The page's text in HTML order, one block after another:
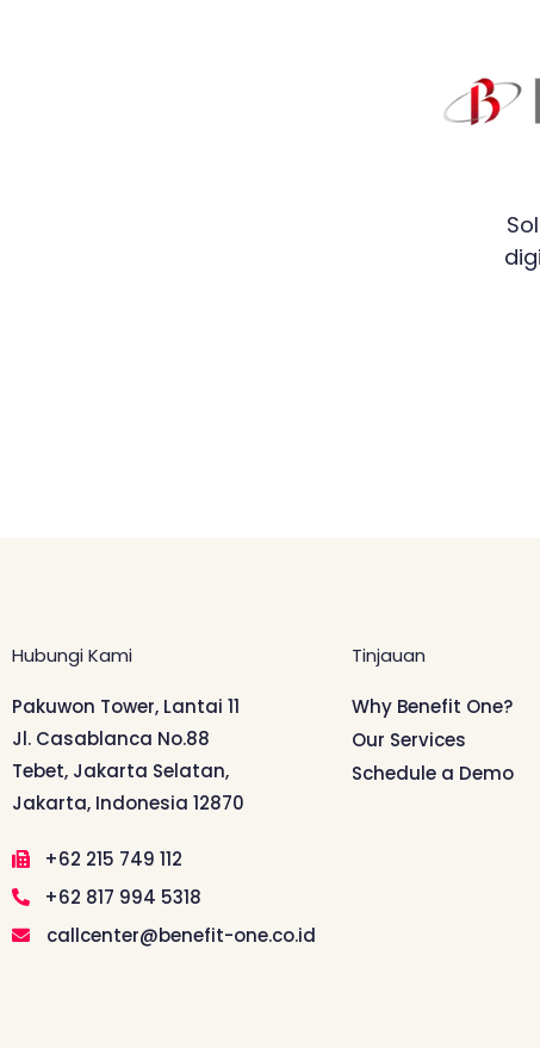
Hubungi Kami
Pakuwon Tower, Lantai 11
Jl. Casablanca No.88
Tebet, Jakarta Selatan,
Jakarta, Indonesia 12870
+62 215 749 112
+62 817 994 5318
callcenter@benefit-one.co.id
Tinjauan
Why Benefit One?
Our Services
Schedule a Demo